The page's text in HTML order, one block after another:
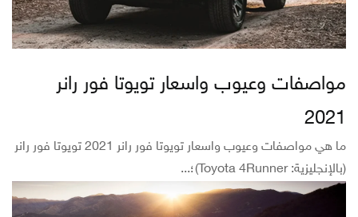
مواصفات وعيوب واسعار تويوتا فور رانر
2021
ما هي مواصفات وعيوب واسعار تويوتا فور رانر 2021 تويوتا فور رانر
(بالإنجليزية: Toyota 4Runner)؛...